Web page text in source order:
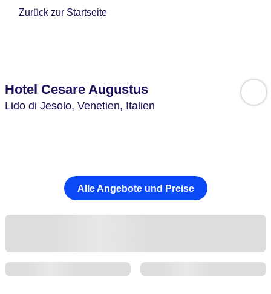
Zurück zur Startseite
Hotel Cesare Augustus
Lido di Jesolo, Venetien, Italien
Alle Angebote und Preise